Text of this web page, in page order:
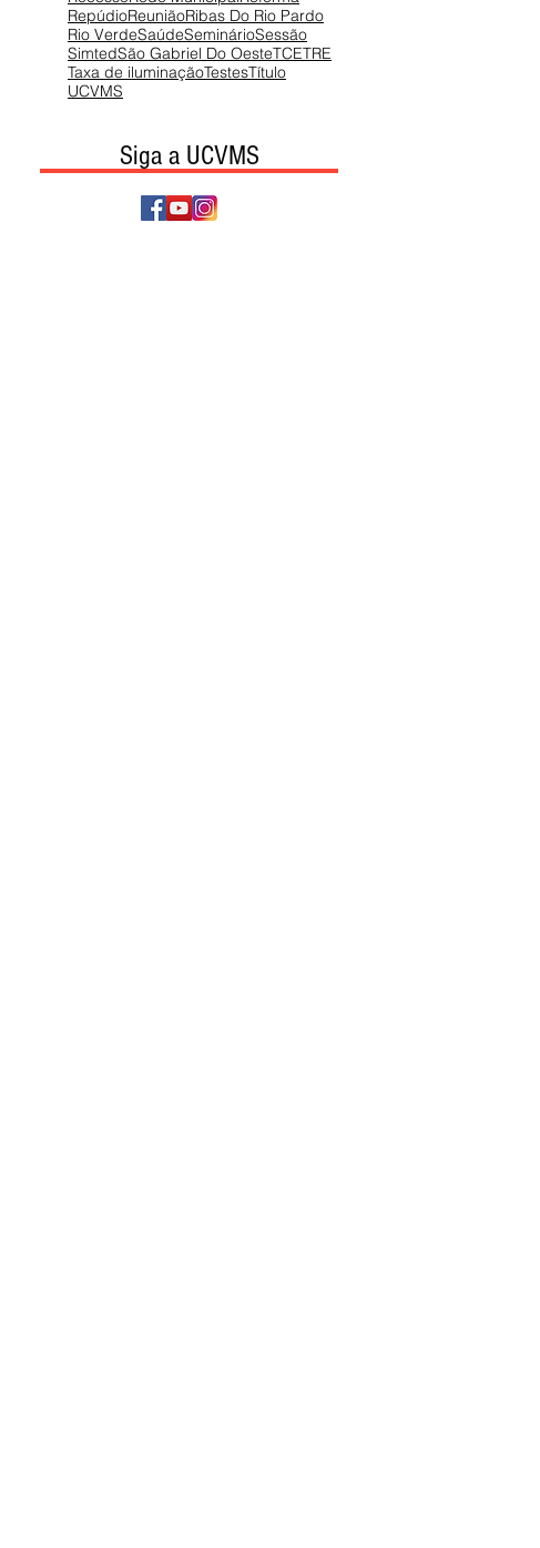
RepúdioReuniãoRibas Do Rio Pardo
Rio VerdeSaúdeSeminárioSessão
SimtedSão Gabriel Do OesteTCETRE
Taxa de iluminaçãoTestesTítulo
UCVMS
Siga a UCVMS